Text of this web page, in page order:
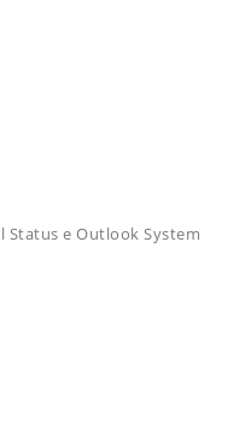
Status e Outlook System